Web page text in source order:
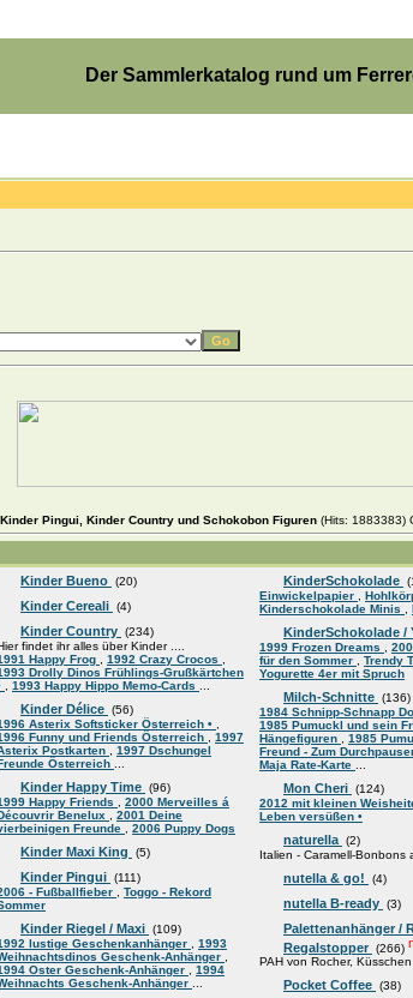
Der Sammlerkatalog rund um
Pingui, Kinder Country und Schokobon Figuren (Hits: 1883383)
Kinder Bueno (20)
Kinder Cereali (4)
Kinder Country (234)
findet ihr alles über Kinder ....
Happy Frog
1992 Crazy Crocos
Drolly Dinos Frühlings-Grußkärtchen
1993 Happy Hippo Memo-Cards
Kinder Délice (56)
Asterix Softsticker Österreich •
Funny und Friends Österreich
1997
Postkarten
1997 Dschungel
Österreich
Kinder Happy Time (96)
Happy Friends
2000 Merveilles á
Benelux
2001 Deine
Freunde
2006 Puppy Dogs
Kinder Maxi King (5)
Kinder Pingui (111)
- Fußballfieber
Toggo - Rekord
Kinder Riegel / Maxi (109)
lustige Geschenkanhänger
1993
Geschenk-Anhänger
Oster Geschenk-Anhänger
1994
Geschenk-Anhänger
KinderSchokolade
Einwickelpapier
Kinderschokolade Minis
KinderSchokolade /
1999 Frozen Dreams
für den Sommer
Trendy
Yogurette 4er mit Spruch
Milch-Schnitte (136)
1984 Schnipp-Schnapp
1985 Pumuckl und sein
Hängefiguren
1985
Freund - Zum
Maja Rate-Karte
Mon Cheri (124)
2012 mit kleinen
Leben versüßen •
naturella (2)
Italien - Caramell-Bonbons
nutella & go! (4)
nutella B-ready (3)
Palettenanhänger /
Regalstopper (266)
PAH von Rocher, Küsschen
Pocket Coffee (38)